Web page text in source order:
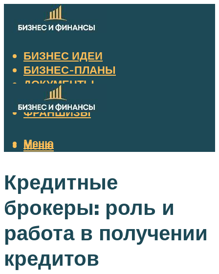
БИЗНЕС ИДЕИ
БИЗНЕС-ПЛАНЫ
ДОКУМЕНТЫ
НАЛОГИ
ФРАНШИЗЫ
Меню
Меню
Кредитные
брокеры: роль и
работа в получении
кредитов